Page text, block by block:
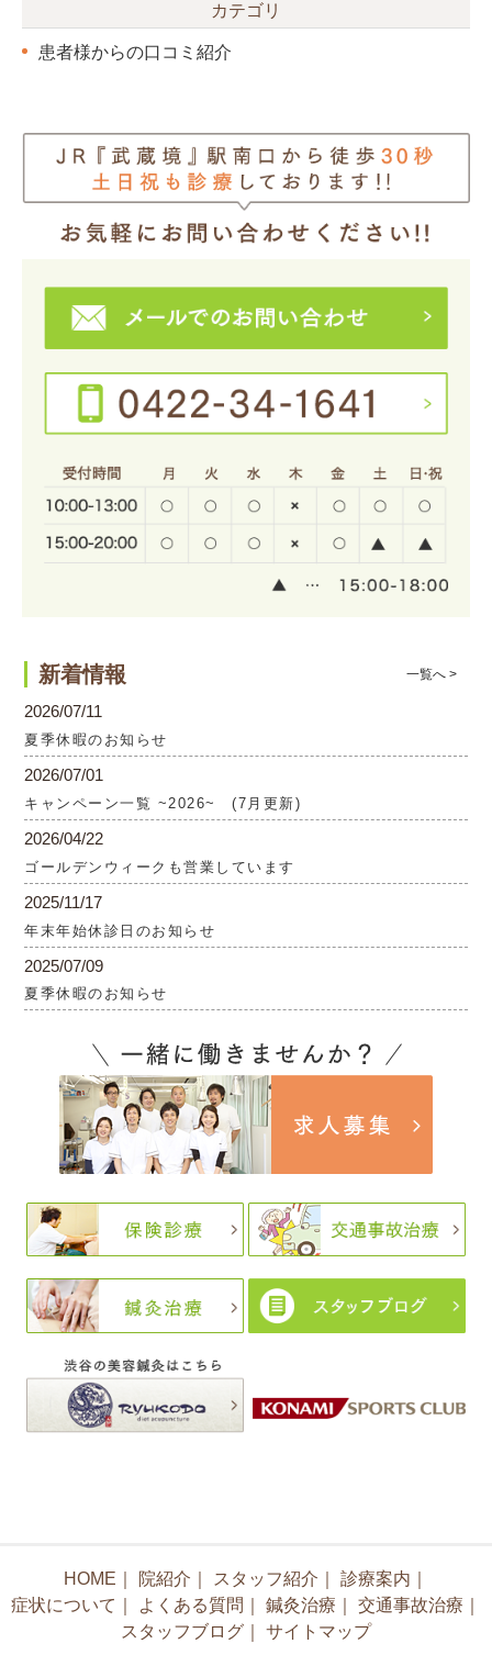
カテゴリ
患者様からの口コミ紹介
新着情報 一覧へ >
2026/07/11
夏季休暇のお知らせ
2026/07/01
キャンペーン一覧 ~2026~ (7月更新)
2026/04/22
ゴールデンウィークも営業しています
2025/11/17
年末年始休診日のお知らせ
2025/07/09
夏季休暇のお知らせ
HOME 院紹介 スタッフ紹介 診療案内
症状について
よくある質問 鍼灸治療 交通事故治療
スタッフブログ
サイトマップ